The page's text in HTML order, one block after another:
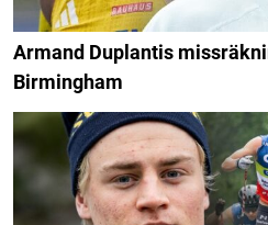
Armand Duplantis
Birmingham